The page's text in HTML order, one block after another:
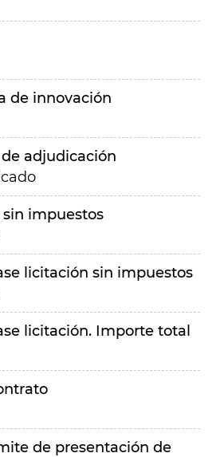
de innovación
adjudicación
impuestos
licitación sin impuestos
licitación. Importe total
de presentación de